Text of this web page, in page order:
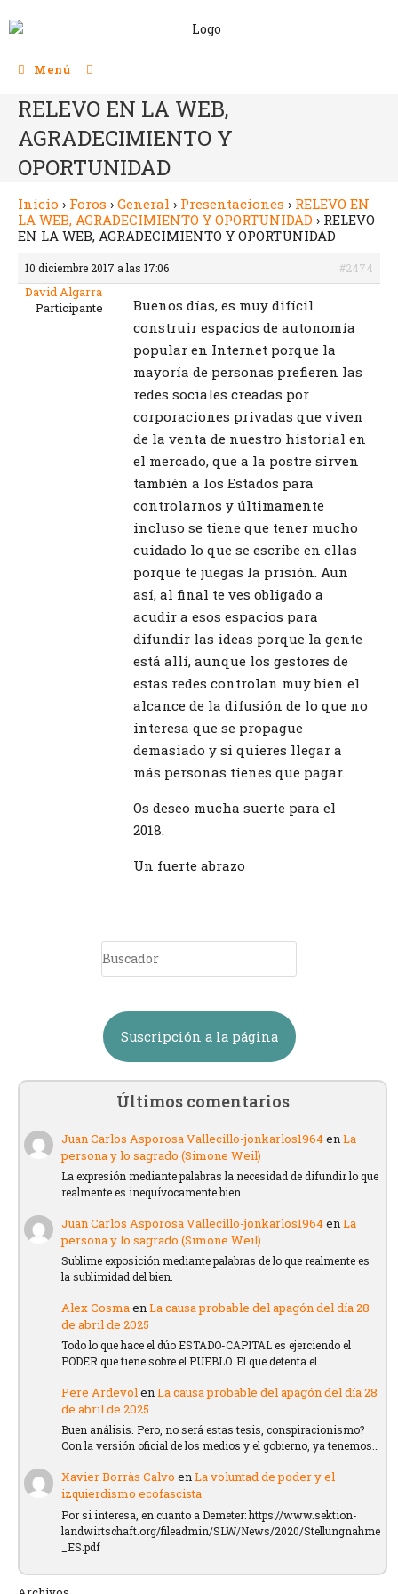
Menú
RELEVO EN LA WEB,
AGRADECIMIENTO Y
OPORTUNIDAD
Inicio › Foros › General › Presentaciones › RELEVO EN
LA WEB, AGRADECIMIENTO Y OPORTUNIDAD › RELEVO
EN LA WEB, AGRADECIMIENTO Y OPORTUNIDAD
10 diciembre 2017 a las 17:06 #2474
David Algarra
Participante
Buenos días, es muy difícil
construir espacios de autonomía
popular en Internet porque la
mayoría de personas prefieren las
redes sociales creadas por
corporaciones privadas que viven
de la venta de nuestro historial en
el mercado, que a la postre sirven
también a los Estados para
controlarnos y últimamente
incluso se tiene que tener mucho
cuidado lo que se escribe en ellas
porque te juegas la prisión. Aun
así, al final te ves obligado a
acudir a esos espacios para
difundir las ideas porque la gente
está allí, aunque los gestores de
estas redes controlan muy bien el
alcance de la difusión de lo que no
interesa que se propague
demasiado y si quieres llegar a
más personas tienes que pagar.
Os deseo mucha suerte para el
2018.
Un fuerte abrazo
Suscripción a la página
Últimos comentarios
Juan Carlos Asporosa Vallecillo-jonkarlos1964enLa
persona y lo sagrado (Simone Weil)
La expresión mediante palabras la necesidad de difundir lo que
realmente es inequívocamente bien.
Juan Carlos Asporosa Vallecillo-jonkarlos1964enLa
persona y lo sagrado (Simone Weil)
Sublime exposición mediante palabras de lo que realmente es
la sublimidad del bien.
Alex CosmaenLa causa probable del apagón del día 28
de abril de 2025
Todo lo que hace el dúo ESTADO-CAPITAL es ejerciendo el
PODER que tiene sobre el PUEBLO. El que detenta el…
Pere ArdevolenLa causa probable del apagón del día 28
de abril de 2025
Buen análisis. Pero, no será estas tesis, conspiracionismo?
Con la versión oficial de los medios y el gobierno, ya tenemos…
Xavier Borràs Calvo enLa voluntad de poder y el
izquierdismo ecofascista
Por si interesa, en cuanto a Demeter: https://www.sektion-
landwirtschaft.org/fileadmin/SLW/News/2020/Stellungnahme
_ES.pdf